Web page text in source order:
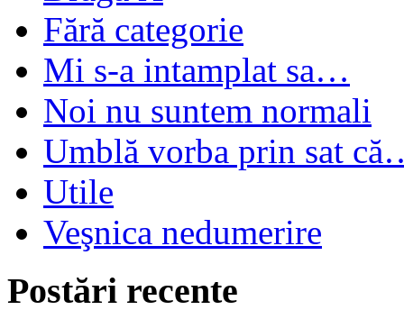
Fără categorie
Mi s-a intamplat sa…
Noi nu suntem normali
Umblă vorba prin sat
Utile
Veşnica nedumerire
Postări recente